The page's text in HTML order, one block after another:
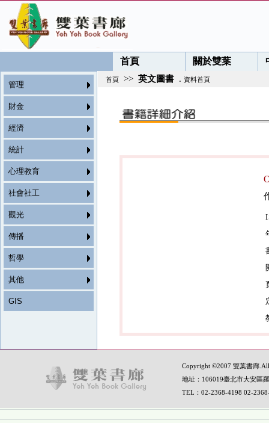
首頁 關於雙葉
管理
財金
經濟
統計
心理教育
社會社工
觀光
傳播
哲學
其他
GIS
首頁 >> 英文圖書 . 資料首頁
Copyright ©2007 雙葉書廊.All
地址：106019臺北市大安區
TEL：02-2368-4198 02-